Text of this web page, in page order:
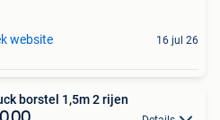
website 16 jul 26
borstel 1,5m 2 rijen